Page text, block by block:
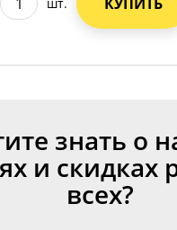
шт.
знать о
и скидках
всех?